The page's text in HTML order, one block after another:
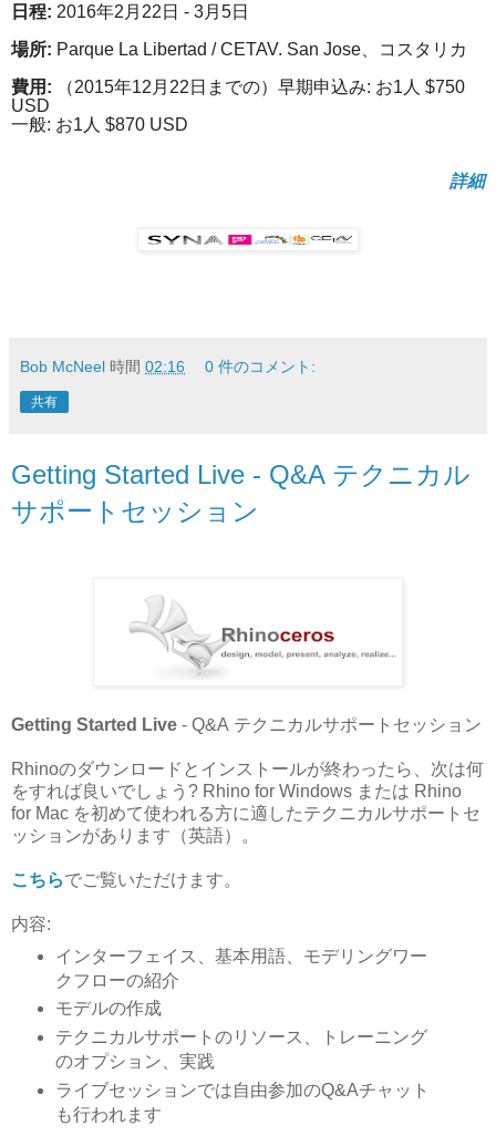
日程: 2016年2月22日 - 3月5日
場所: Parque La Libertad / CETAV. San Jose、コスタリカ
費用:
（2015年12月22日までの）早期申込み: お1人 $750
USD
一般: お1人 $870 USD
詳細
Bob McNeel 時間 02:16 0 件のコメント:
共有
Getting Started Live - Q&A テクニカル
サポートセッション
Getting Started Live - Q&A テクニカルサポートセッション
Rhinoのダウンロードとインストールが終わったら、次は何
をすれば良いでしょう? Rhino for Windows または Rhino
for Mac を初めて使われる方に適したテクニカルサポートセ
ッションがあります（英語）。
こちらでご覧いただけます。
内容:
インターフェイス、基本用語、モデリングワー
クフローの紹介
モデルの作成
テクニカルサポートのリソース、トレーニング
のオプション、実践
ライブセッションでは自由参加のQ&Aチャット
も行われます